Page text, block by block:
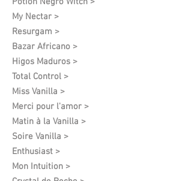
My Nectar >
Resurgam >
Bazar Africano >
Higos Maduros >
Total Control >
Miss Vanilla >
Merci pour l'amor >
Matin à la Vanilla >
Soire Vanilla >
Enthusiast >
Mon Intuition >